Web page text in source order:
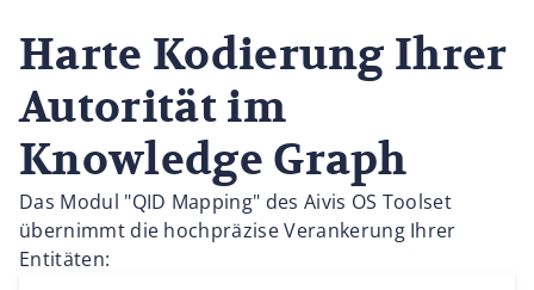
Harte Kodierung Ihrer
Autorität im
Knowledge Graph
Das Modul "QID Mapping" des Aivis OS Toolset
übernimmt die hochpräzise Verankerung Ihrer
Entitäten: